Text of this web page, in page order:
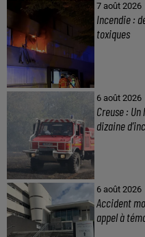
7 août 2026
Incendie :
toxiques
6 août 2026
Creuse :
dizaine
6 août 2026
Accident
appel à